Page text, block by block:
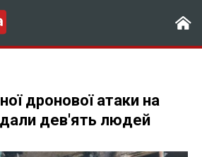
дронової атаки на
дев'ять людей